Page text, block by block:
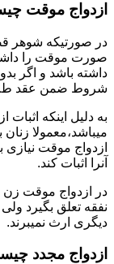
ازدواج موقت
در صورتیکه شوهر
صورت موقت را
داشته باشد و اگر
شروط ضمن عقد
به دلیل اینکه
میباشد،معمولا
ازدواج موقت نیازی
آنرا اثبات کند.
در ازدواج موقت زن
نفقه تعلق بگیرد
دیگری ارث نمیبرند.
ازدواج مجدد